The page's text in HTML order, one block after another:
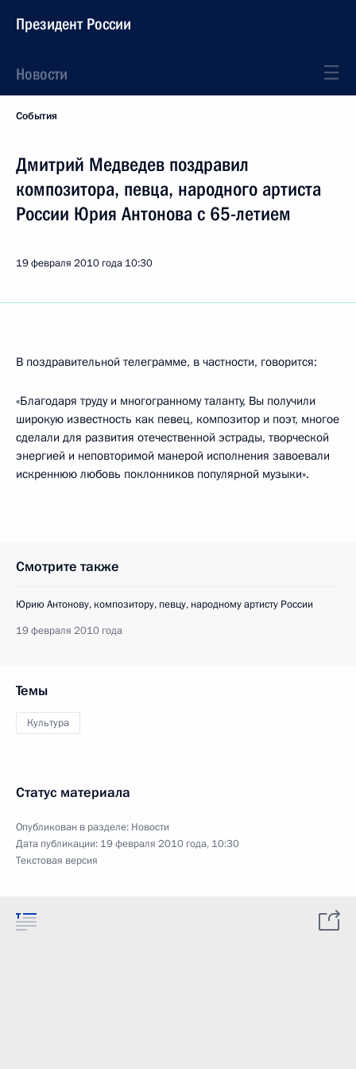
Президент России
Новости
События
Дмитрий Медведев поздравил
композитора, певца, народного артиста
России Юрия Антонова с 65-летием
19 февраля 2010 года 10:30
В поздравительной телеграмме, в частности, говорится:
«Благодаря труду и многогранному таланту, Вы получили
широкую известность как певец, композитор и поэт, многое
сделали для развития отечественной эстрады, творческой
энергией и неповторимой манерой исполнения завоевали
искреннюю любовь поклонников популярной музыки».
Смотрите также
Юрию Антонову, композитору, певцу, народному артисту России
19 февраля 2010 года
Темы
Культура
Статус материала
Опубликован в разделе: Новости
Дата публикации: 19 февраля 2010 года, 10:30
Текстовая версия